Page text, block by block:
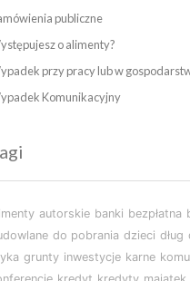
publiczne
o alimenty?
przy pracy lub w
Komunikacyjny
autorskie banki bezpłatna
do pobrania dzieci dług
grunty inwestycje karne